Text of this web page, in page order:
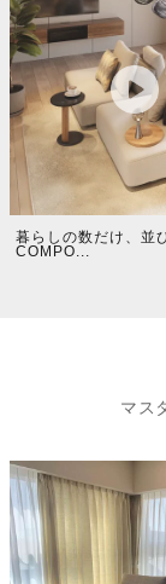
暮らしの数だけ、並
COMPO...
マス